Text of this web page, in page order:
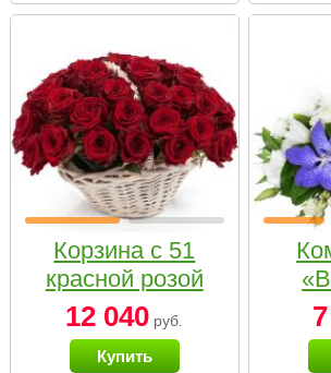
Корзина с 51
красной розой
12 040 руб.
Купить